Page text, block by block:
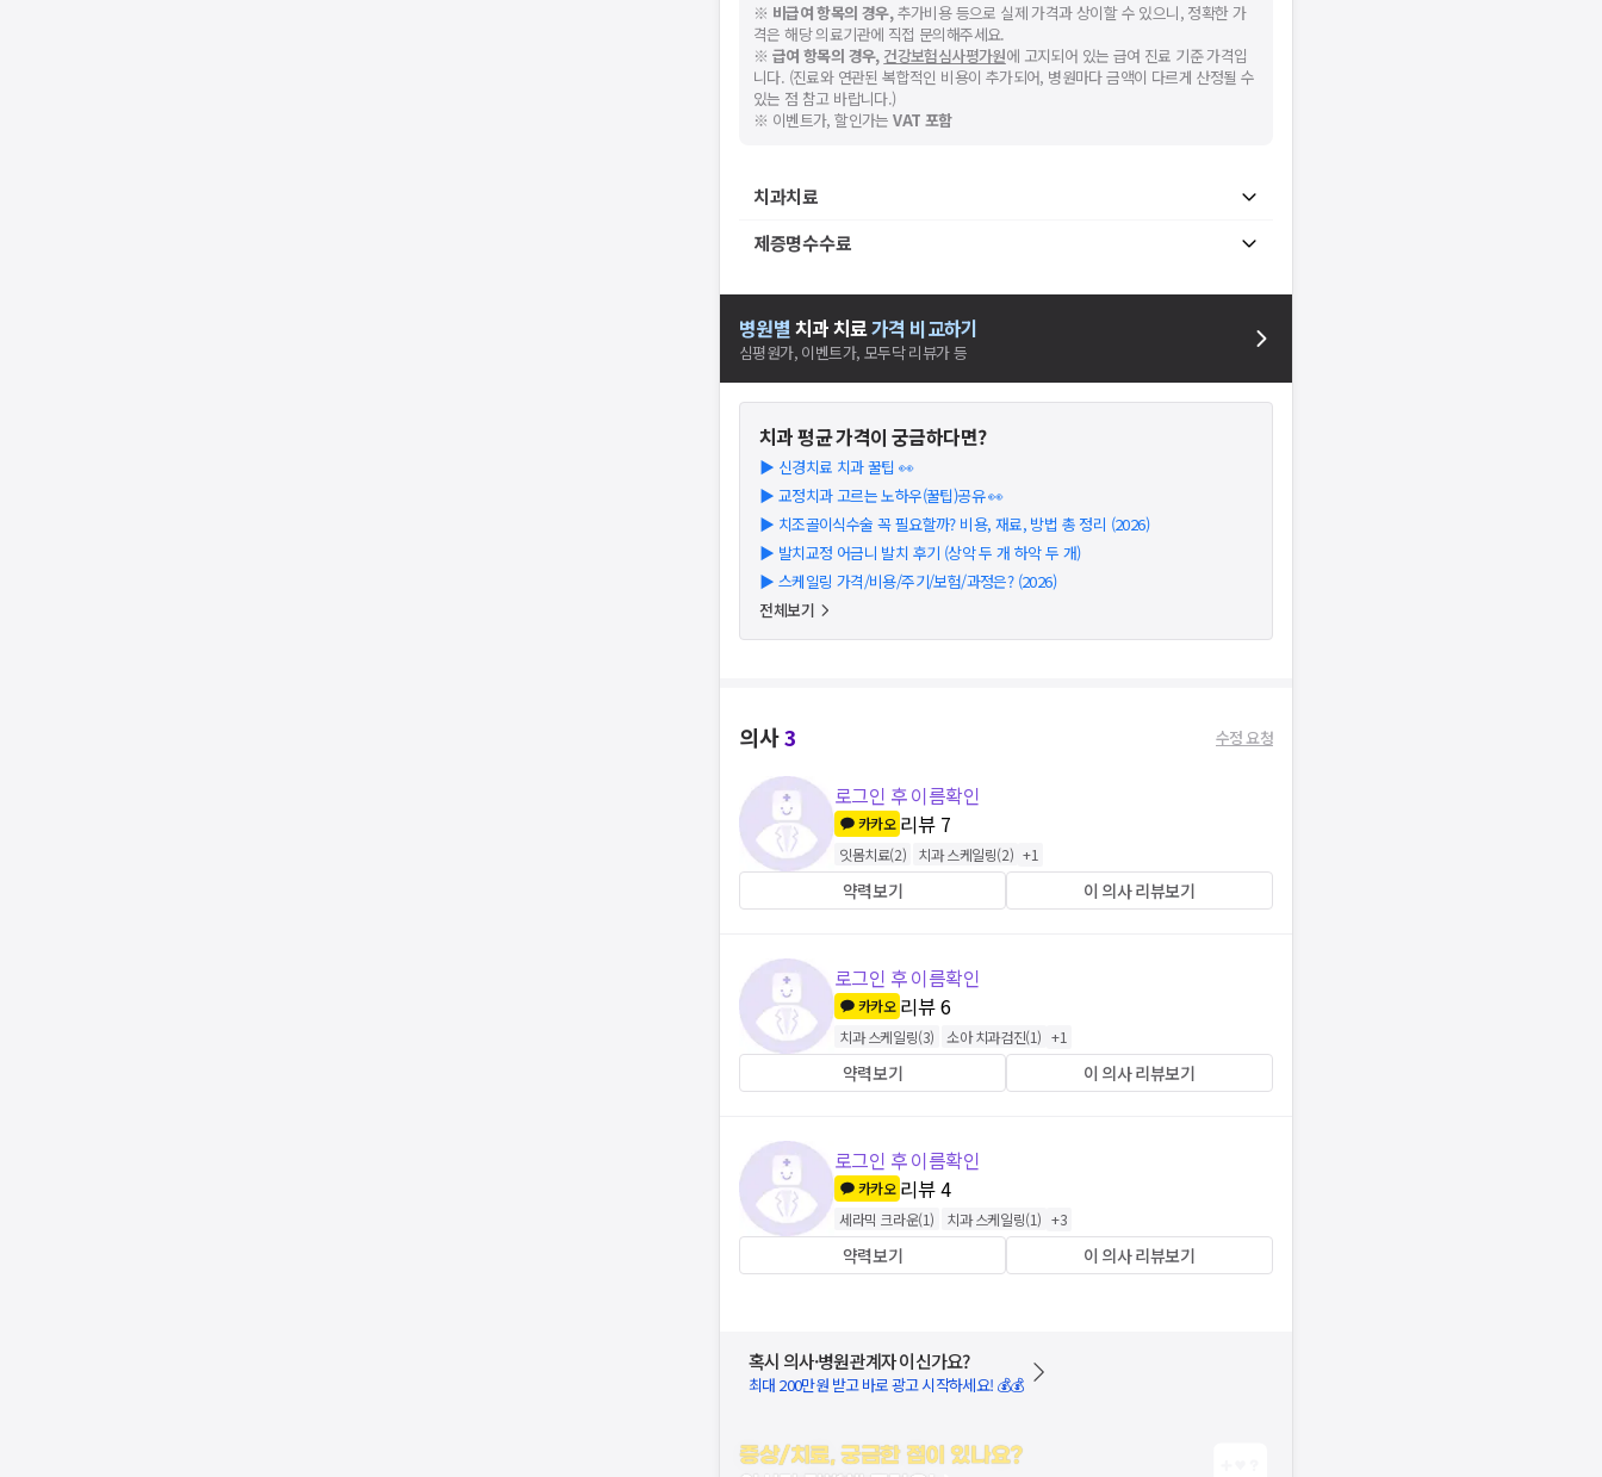
※ 비급여 항목의 경우,추가비용 등으로 실제 가격과 상이할 수 있으니, 정확한 가
격은 해당 의료기관에 직접 문의해주세요.
※ 급여 항목의 경우, 건강보험심사평가원에 고지되어 있는 급여 진료 기준 가격입
니다. (진료와 연관된 복합적인 비용이 추가되어, 병원마다 금액이 다르게 산정될 수
있는 점 참고 바랍니다.)
※ 이벤트가, 할인가는VAT 포함
치과치료
제증명수수료
병원별 치과치료가격 비교하기
심평원가, 이벤트가, 모두닥 리뷰가 등
치과평균 가격이 궁금하다면?
▶ 신경치료 치과 꿀팁 👀
▶ 교정치과 고르는 노하우(꿀팁)공유 👀
▶ 치조골이식수술 꼭 필요할까? 비용, 재료, 방법 총 정리 (2026)
▶ 발치교정 어금니 발치 후기 (상악 두 개 하악 두 개)
▶ 스케일링 가격/비용/주기/보험/과정은? (2026)
전체보기
의사3 수정 요청
로그인 후 이름확인
카카오 리뷰 7
잇몸치료(2) 치과 스케일링(2) +1
약력보기 이 의사 리뷰보기
로그인 후 이름확인
카카오 리뷰6
치과 스케일링(3) 소아 치과검진(1) +1
약력보기 이 의사 리뷰보기
로그인 후 이름확인
카카오 리뷰4
세라믹 크라운(1) 치과 스케일링(1) +3
약력보기 이 의사 리뷰보기
혹시 의사·병원관계자 이신가요?
최대 200만원 받고 바로 광고 시작하세요! 💰💰
증상/치료, 궁금한 점이 있나요?